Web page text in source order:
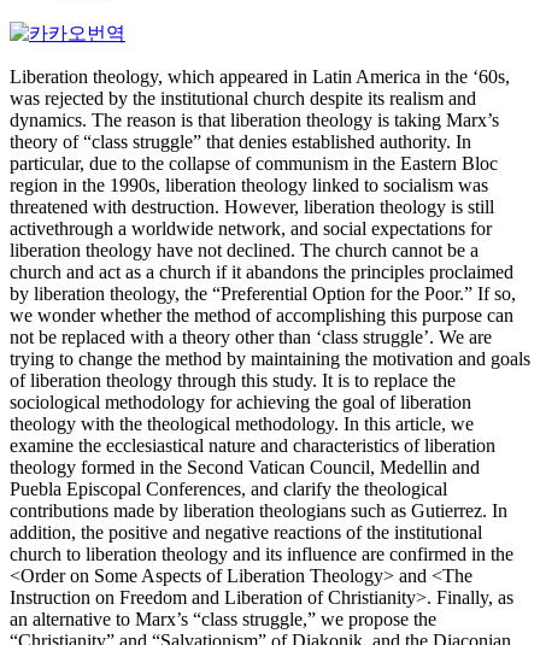
Liberation theology, which appeared in Latin America in the ‘60s,
was rejected by the institutional church despite its realism and
dynamics. The reason is that liberation theology is taking Marx’s
theory of “class struggle” that denies established authority. In
particular, due to the collapse of communism in the Eastern Bloc
region in the 1990s, liberation theology linked to socialism was
threatened with destruction. However, liberation theology is still
activethrough a worldwide network, and social expectations for
liberation theology have not declined. The church cannot be a
church and act as a church if it abandons the principles proclaimed
by liberation theology, the “Preferential Option for the Poor.” If so,
we wonder whether the method of accomplishing this purpose can
not be replaced with a theory other than ‘class struggle’. We are
trying to change the method by maintaining the motivation and goals
of liberation theology through this study. It is to replace the
sociological methodology for achieving the goal of liberation
theology with the theological methodology. In this article, we
examine the ecclesiastical nature and characteristics of liberation
theology formed in the Second Vatican Council, Medellin and
Puebla Episcopal Conferences, and clarify the theological
contributions made by liberation theologians such as Gutierrez. In
addition, the positive and negative reactions of the institutional
church to liberation theology and its influence are confirmed in the
<Order on Some Aspects of Liberation Theology> and <The
Instruction on Freedom and Liberation of Christianity>. Finally, as
an alternative to Marx’s “class struggle,” we propose the
“Christianity” and “Salvationism” of Diakonik, and the Diaconian